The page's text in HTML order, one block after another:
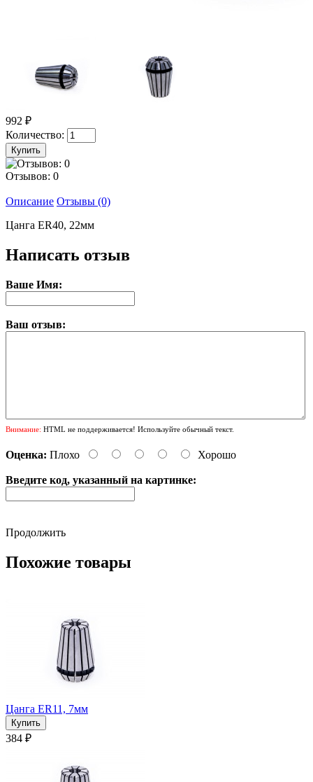
992 ₽
Количество:
Отзывов: 0
Описание Отзывы (0)
Цанга ER40, 22мм
Написать отзыв
Ваше Имя:
Ваш отзыв:
Внимание: HTML не поддерживается! Используйте обычный текст.
Оценка: Плохо Хорошо
Введите код, указанный на картинке:
Продолжить
Похожие товары
Цанга ER11, 7мм
384 ₽